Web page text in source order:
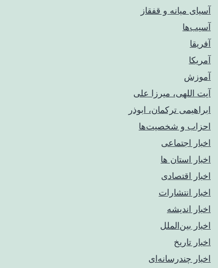
آسیای میانه و قفقاز
آسیب‌ها
آفریقا
آمریکا
آموزش
آیت اللهی، میرزا علی
ابراهیمی ترکمان، ابوذر
احزاب و شخصیت‌ها
اخبار اجتماعی
اخبار استان ها
اخبار اقتصادی
اخبار انتشارات
اخبار اندیشه
اخبار بین‌الملل
اخبار تاریخ
اخبار چندرسانه‌ای